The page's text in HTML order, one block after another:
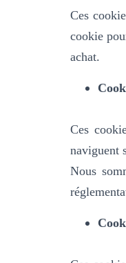
Ces
cookie
achat.
Ces
naviguent
Nous